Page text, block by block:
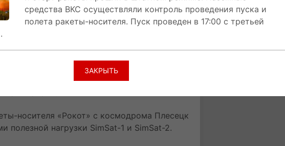
зондирования Земли Sentinel-
сбор данных дистанционного мониторинга
зон.
запуск РН «Рокот» со спутником
борту. На спутнике стоит аппарат
пепел в атмосфере, а также
планеты.
носителя «Рокот» с космодрома Плесецк
полезной нагрузки SimSat-1 и SimSat-2.
средства ВКС осуществляли контроль проведения пуска и
полета ракеты-носителя. Пуск проведен в 17:00 с третьей
ЗАКРЫТЬ